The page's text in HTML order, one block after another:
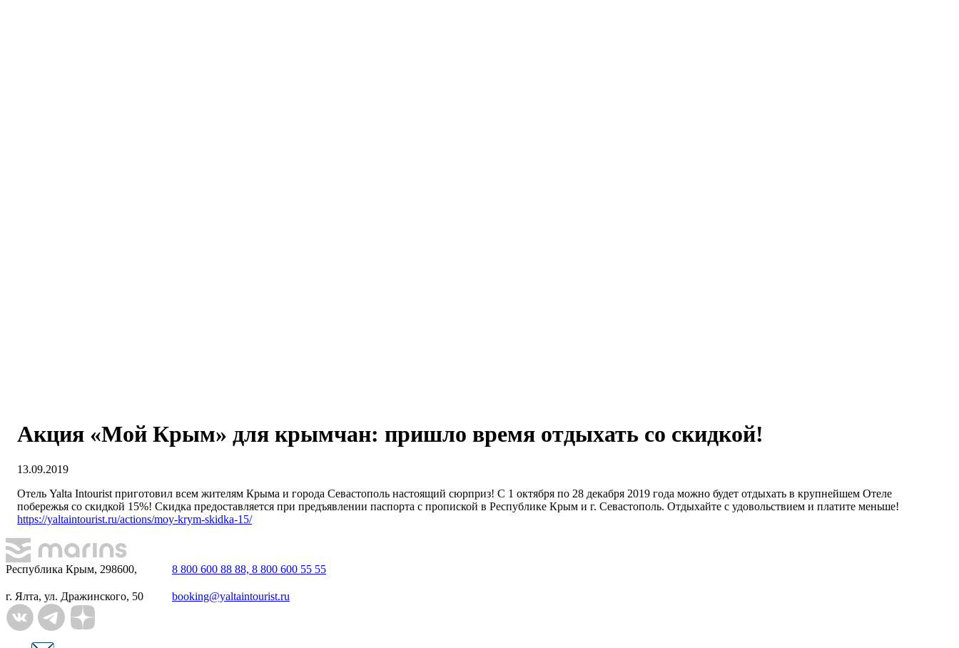
Акция «Мой Крым» для крымчан: пришло время отдыхать со скидкой!
13.09.2019
Отель Yalta Intourist приготовил всем жителям Крыма и города Севастополь настоящий сюрприз! С 1 октября по 28 декабря 2019 года можно будет отдыхать в крупнейшем Отеле
побережья со скидкой 15%! Скидка предоставляется при предъявлении паспорта с пропиской в Республике Крым и г. Севастополь. Отдыхайте с удовольствием и платите меньше!
https://yaltaintourist.ru/actions/moy-krym-skidka-15/
Республика Крым, 298600,
г. Ялта, ул. Дражинского, 50
8 800 600 88 88, 8 800 600 55 55
booking@yaltaintourist.ru